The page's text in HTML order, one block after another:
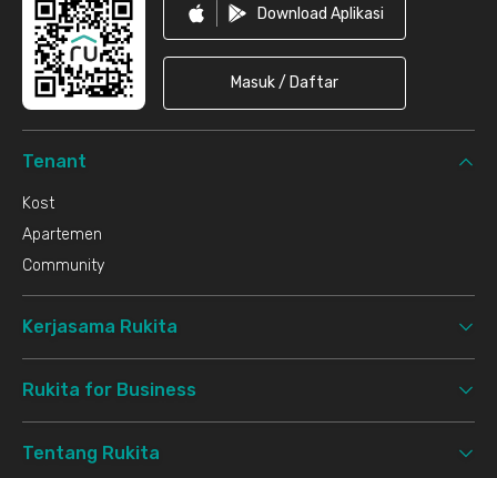
Download Aplikasi
Masuk / Daftar
Tenant
Kost
Apartemen
Community
Kerjasama Rukita
Rukita for Business
Tentang Rukita